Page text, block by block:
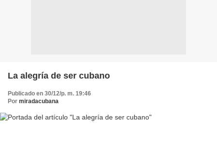
La alegría de ser cubano
Publicado en 30/12/p. m. 19:46
Por miradacubana